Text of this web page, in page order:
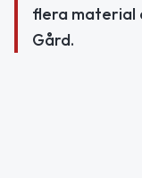
flera material
Gård.